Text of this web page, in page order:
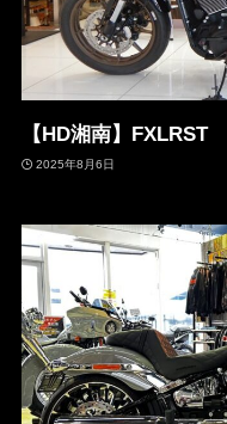
【HD湘南】
2025年8月6日